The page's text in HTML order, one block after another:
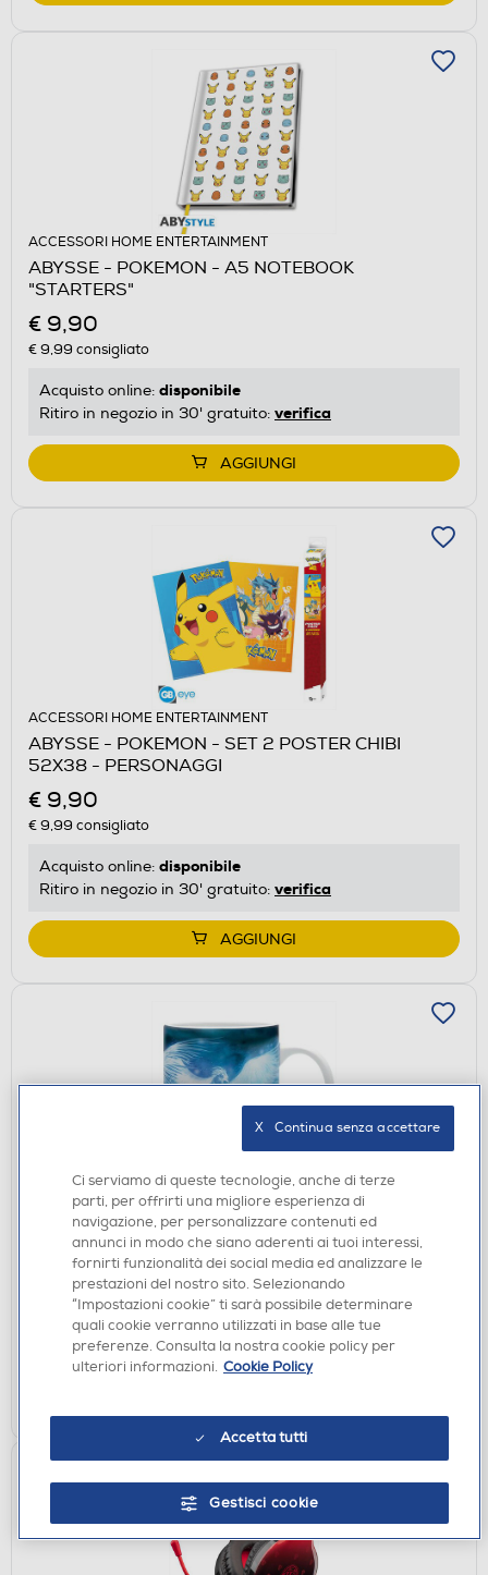
ACCESSORI HOME ENTERTAINMENT
ABYSSE - POKEMON - A5 NOTEBOOK
"STARTERS"
€ 9,90
€ 9,99 consigliato
Acquisto online: disponibile
Ritiro in negozio in 30' gratuito: verifica
AGGIUNGI
ACCESSORI HOME ENTERTAINMENT
ABYSSE - POKEMON - SET 2 POSTER CHIBI
52X38 - PERSONAGGI
€ 9,90
€ 9,99 consigliato
Acquisto online: disponibile
Ritiro in negozio in 30' gratuito: verifica
AGGIUNGI
ACCESSORI HOME ENTERTAINMENT
ABYSSE - Tazza 320 ml HARRY POTTER-
Multicolore
€ 9,90
Acquisto online:disponibile
Ritiro in negozio in 30' gratuito:verifica
Ci serviamo di queste tecnologie, anche di terze
parti, per offrirti una migliore esperienza di
navigazione, per personalizzare contenuti ed
annunci in modo che siano aderenti ai tuoi interessi,
fornirti funzionalità dei social media ed analizzare le
prestazioni del nostro sito. Selezionando
“Impostazioni cookie” ti sarà possibile determinare
quali cookie verranno utilizzati in base alle tue
preferenze. Consulta la nostra cookie policy per
ulteriori informazioni. Cookie Policy
Accetta tutti
Gestisci cookie
X   Continua senza accettare